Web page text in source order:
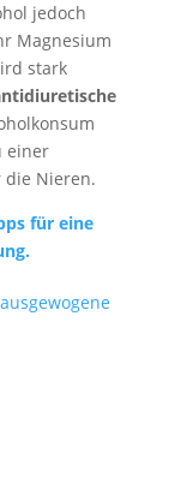
jedoch
Magnesium
stark
einer
die Nieren.
für eine